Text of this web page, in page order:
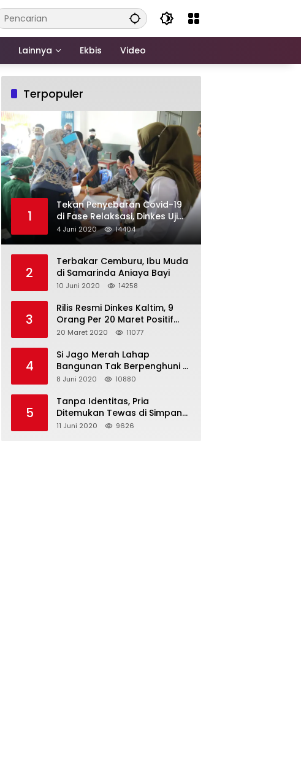
Lainnya Ekbis Video
Terpopuler
1
Tekan Penyebaran Covid-19
di Fase Relaksasi, Dinkes Uji
Swab Massal di Pelabuhan
Samarinda
4 Juni 2020 14404
2
Terbakar Cemburu, Ibu Muda
di Samarinda Aniaya Bayi
10 Juni 2020 14258
3
Rilis Resmi Dinkes Kaltim, 9
Orang Per 20 Maret Positif
Covid-19
20 Maret 2020 11077
4
Si Jago Merah Lahap
Bangunan Tak Berpenghuni di
Jalan Kadrie Oening
8 Juni 2020 10880
5
Tanpa Identitas, Pria
Ditemukan Tewas di Simpang
Tiga Jalan Kesuma Bangsa
11 Juni 2020 9626